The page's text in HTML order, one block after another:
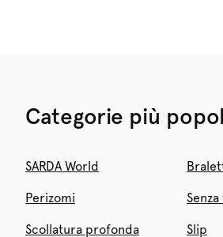
Categorie più
SARDA World
Perizomi
Scollatura profonda Slip